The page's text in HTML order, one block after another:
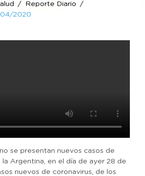
Reporte Diario
04/2020
se presentan nuevos casos de
la Argentina, en el día de ayer 28 de
nuevos de coronavirus, de los